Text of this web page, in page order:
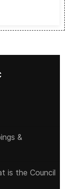
&
is the Council